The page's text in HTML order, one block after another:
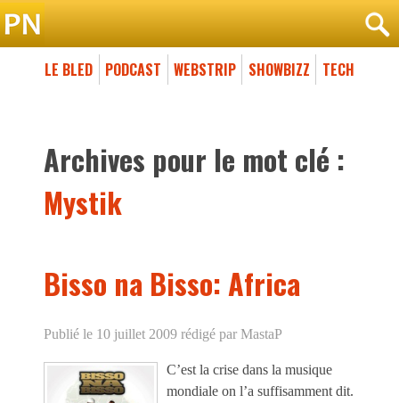
LE BLED PODCAST WEBSTRIP SHOWBIZZ TECH
Archives pour le mot clé :
Mystik
Bisso na Bisso: Africa
Publié le 10 juillet 2009 rédigé par MastaP
C’est la crise dans la musique
mondiale on l’a suffisamment dit.